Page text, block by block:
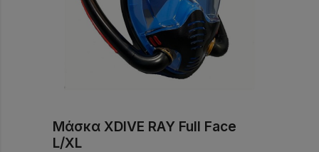
Μάσκα XDIVE RAY Full Face
L/XL